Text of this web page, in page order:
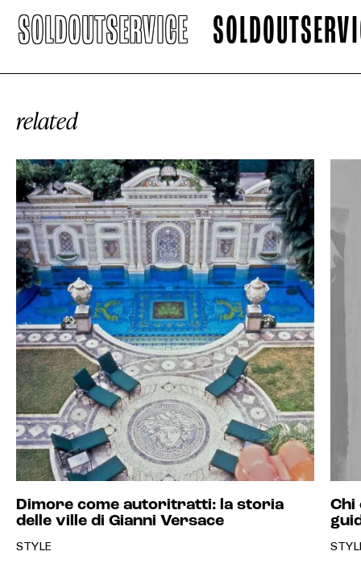
SOLDOUTSERVICE
related
Dimore come autoritratti: la storia
delle ville di Gianni Versace
STYLE
Chi